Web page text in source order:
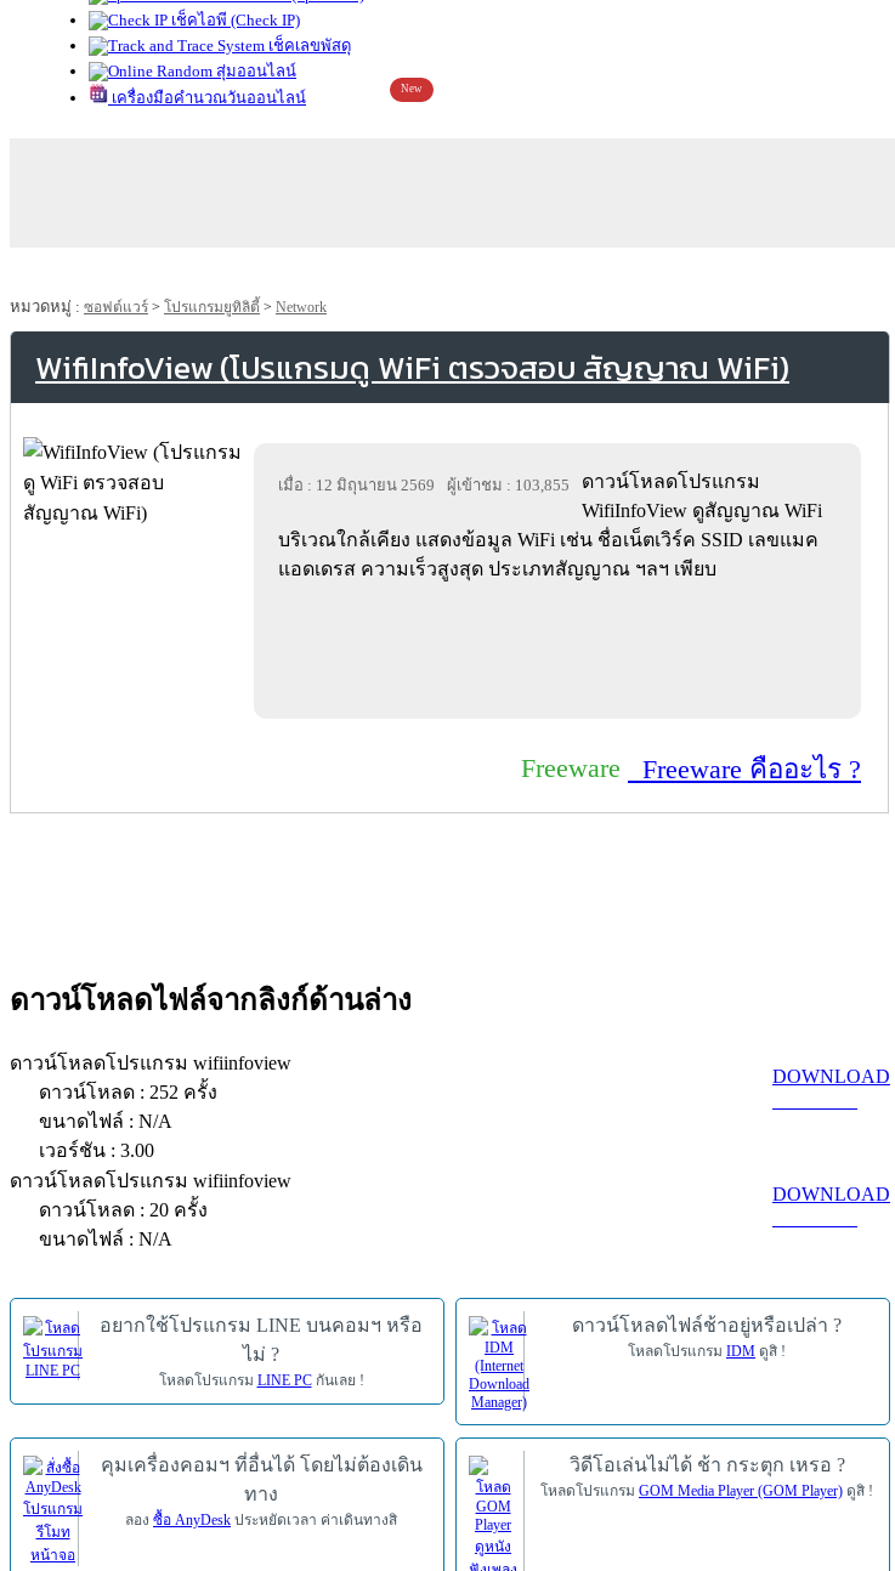
เช็คไอพี (Check IP)
เช็คเลขพัสดุ
สุ่มออนไลน์
เครื่องมือคำนวณวันออนไลน์
New
หมวดหมู่ : ซอฟต์แวร์ > โปรแกรมยูทิลิตี้ > Network
WifiInfoView (โปรแกรมดู WiFi ตรวจสอบ สัญญาณ WiFi)
เมื่อ : 12 มิถุนายน 2569 ผู้เข้าชม : 103,855
ดาวน์โหลดโปรแกรม
WifiInfoView ดูสัญญาณ WiFi
บริเวณใกล้เคียง แสดงข้อมูล WiFi เช่น ชื่อเน็ตเวิร์ค SSID เลขแมค
แอดเดรส ความเร็วสูงสุด ประเภทสัญญาณ ฯลฯ เพียบ
Freeware Freeware คืออะไร ?
ดาวน์โหลดไฟล์จากลิงก์ด้านล่าง
ดาวน์โหลดโปรแกรม wifiinfoview
ดาวน์โหลด : 252 ครั้ง
ขนาดไฟล์ : N/A
เวอร์ชัน : 3.00
DOWNLOAD
ดาวน์โหลดโปรแกรม wifiinfoview
ดาวน์โหลด : 20 ครั้ง
ขนาดไฟล์ : N/A
DOWNLOAD
อยากใช้โปรแกรม LINE บนคอมฯ หรือ
ไม่ ?
โหลดโปรแกรม LINE PCกันเลย !
ดาวน์โหลดไฟล์ช้าอยู่หรือเปล่า ?
โหลดโปรแกรม IDM ดูสิ !
คุมเครื่องคอมฯ ที่อื่นได้ โดยไม่ต้องเดิน
ทาง
ลอง ซื้อ AnyDesk ประหยัดเวลา ค่าเดินทางสิ
วิดีโอเล่นไม่ได้ ช้า กระตุก เหรอ ?
โหลดโปรแกรม GOM Media Player (GOM Player) ดูสิ !